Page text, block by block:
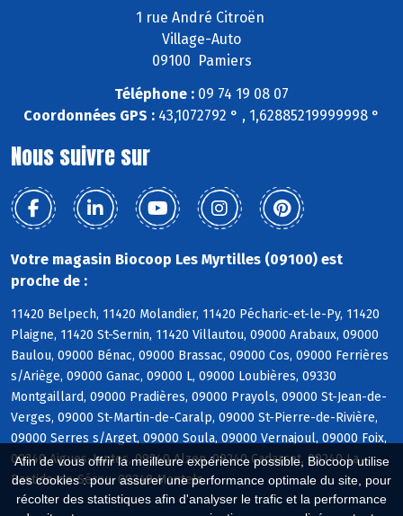
Afin de vous offrir la meilleure expérience possible, Biocoop utilise
des cookies : pour assurer une performance optimale du site, pour
récolter des statistiques afin d'analyser le trafic et la performance
1 rue André Citroën
Village-Auto
09100 Pamiers
Téléphone : 09 74 19 08 07
Coordonnées GPS : 43,1072792 ° , 1,62885219999998 °
Nous suivre sur
Votre magasin Biocoop Les Myrtilles (09100) est
proche de :
11420 Belpech, 11420 Molandier, 11420 Pécharic-et-le-Py, 11420
Plaigne, 11420 St-Sernin, 11420 Villautou, 09000 Arabaux, 09000
Baulou, 09000 Bénac, 09000 Brassac, 09000 Cos, 09000 Ferrières
s/Ariège, 09000 Ganac, 09000 L, 09000 Loubières, 09330
Montgaillard, 09000 Pradières, 09000 Prayols, 09000 St-Jean-de-
Verges, 09000 St-Martin-de-Caralp, 09000 St-Pierre-de-Rivière,
09000 Serres s/Arget, 09000 Soula, 09000 Vernajoul, 09000 Foix,
09240 Aigues-Juntes, 09240 Alzen, 09240 Cadarcet, 09240 La
Bastide-de-Sérou, 09240 Montels